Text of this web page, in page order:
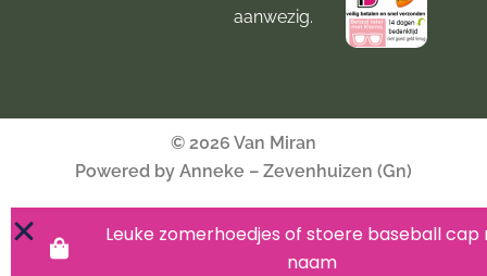
aanwezig.
© 2026 Van Miran
Powered by Anneke – Zevenhuizen (Gn)
Leuke zomerhoedjes of stoere baseball cap
naam